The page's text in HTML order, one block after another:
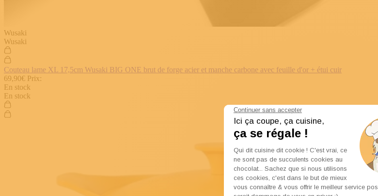
Wusaki
Wusaki
Couteau lame XL 17,5cm Wusaki BIG ONE brut de forge acier et manche carbone avec feuille d'or + étui cuir
69,90€ Prix:
En stock
En stock